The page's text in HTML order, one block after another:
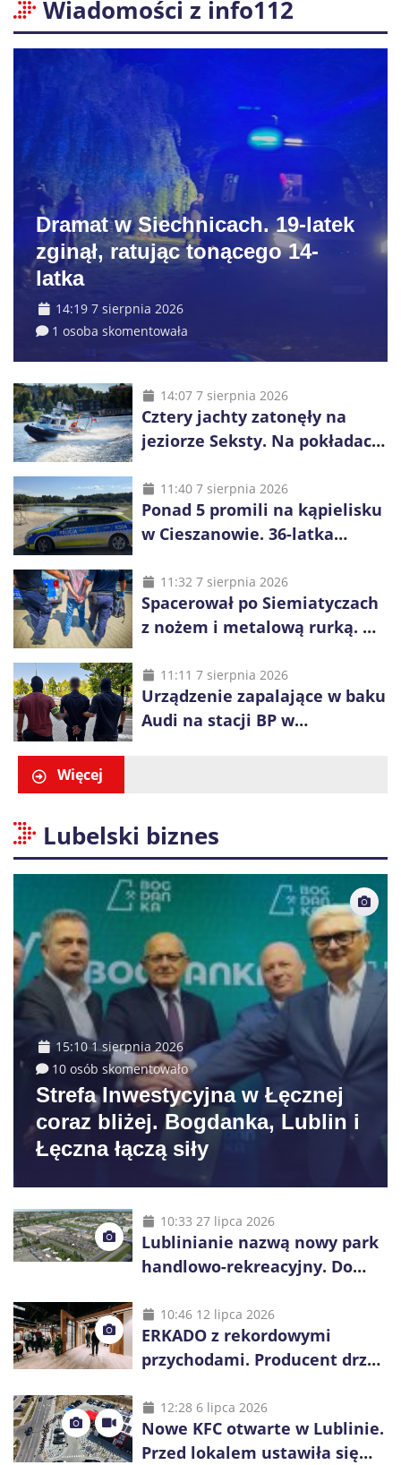
Wiadomości z info112
Dramat w Siechnicach. 19-latek
zginął, ratując tonącego 14-
latka
14:19 7 sierpnia 2026
1 osoba skomentowała
14:07 7 sierpnia 2026
Cztery jachty zatonęły na
jeziorze Seksty. Na pokładach
małoletnich
11:40 7 sierpnia 2026
Ponad 5 promili na kąpielisku
w Cieszanowie. 36-latka
z wody
11:32 7 sierpnia 2026
Spacerował po Siemiatyczach
z nożem i metalową rurką. W
alkohol i perfumy
11:11 7 sierpnia 2026
Urządzenie zapalające w baku
Audi na stacji BP w
Więcej
Lubelski biznes
15:10 1 sierpnia 2026
10 osób skomentowało
Strefa Inwestycyjna w Łęcznej
coraz bliżej. Bogdanka, Lublin i
Łęczna łączą siły
10:33 27 lipca 2026
Lublinianie nazwą nowy park
handlowo-rekreacyjny. Do
10:46 12 lipca 2026
ERKADO z rekordowymi
przychodami. Producent drzwi
inwestycje
12:28 6 lipca 2026
Nowe KFC otwarte w Lublinie.
Przed lokalem ustawiła się